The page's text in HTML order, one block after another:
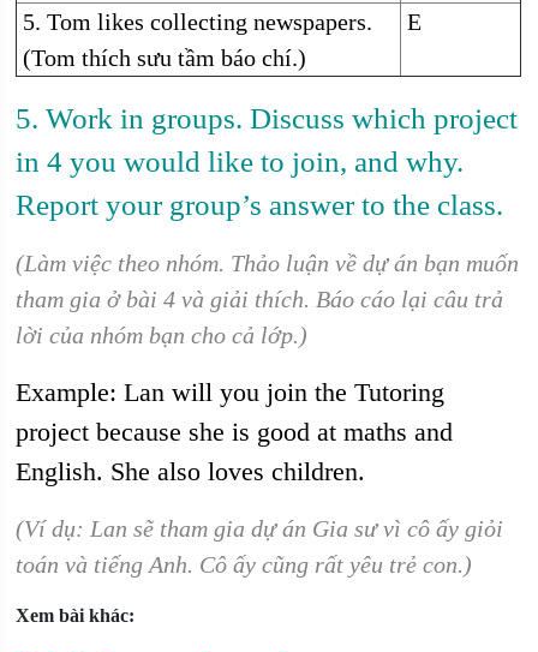
5. Tom likes collecting newspapers.
(Tom thích sưu tầm báo chí.)
E
5. Work in groups. Discuss which project
in 4 you would like to join, and why.
Report your group’s answer to the class.
(Làm việc theo nhóm. Thảo luận về dự án bạn muốn
tham gia ở bài 4 và giải thích. Báo cáo lại câu trả
lời của nhóm bạn cho cả lớp.)
Example: Lan will you join the Tutoring
project because she is good at maths and
English. She also loves children.
(Ví dụ: Lan sẽ tham gia dự án Gia sư vì cô ấy giỏi
toán và tiếng Anh. Cô ấy cũng rất yêu trẻ con.)
Xem bài khác: